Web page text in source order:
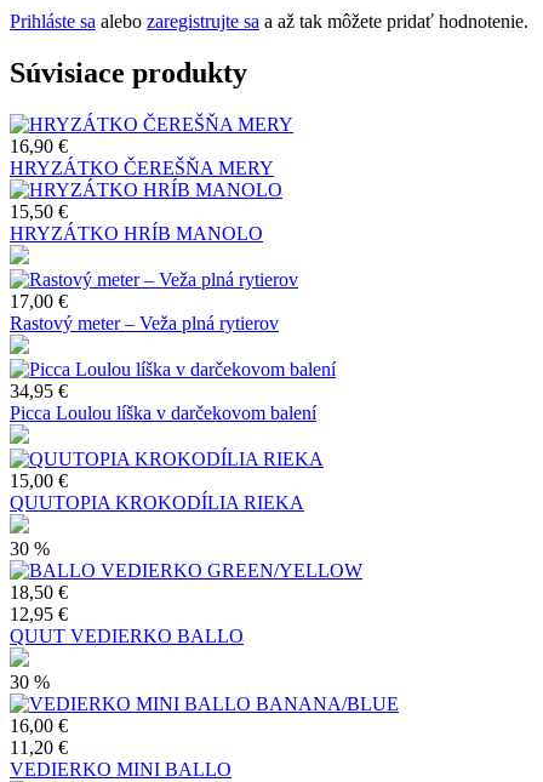
Prihláste sa alebo zaregistrujte sa a až tak môžete pridať hodnotenie.
Súvisiace produkty
16,90 €
HRYZÁTKO ČEREŠŇA MERY
15,50 €
HRYZÁTKO HRÍB MANOLO
17,00 €
Rastový meter – Veža plná rytierov
34,95 €
Picca Loulou líška v darčekovom balení
15,00 €
QUUTOPIA KROKODÍLIA RIEKA
30 %
18,50 €
12,95 €
QUUT VEDIERKO BALLO
30 %
16,00 €
11,20 €
VEDIERKO MINI BALLO